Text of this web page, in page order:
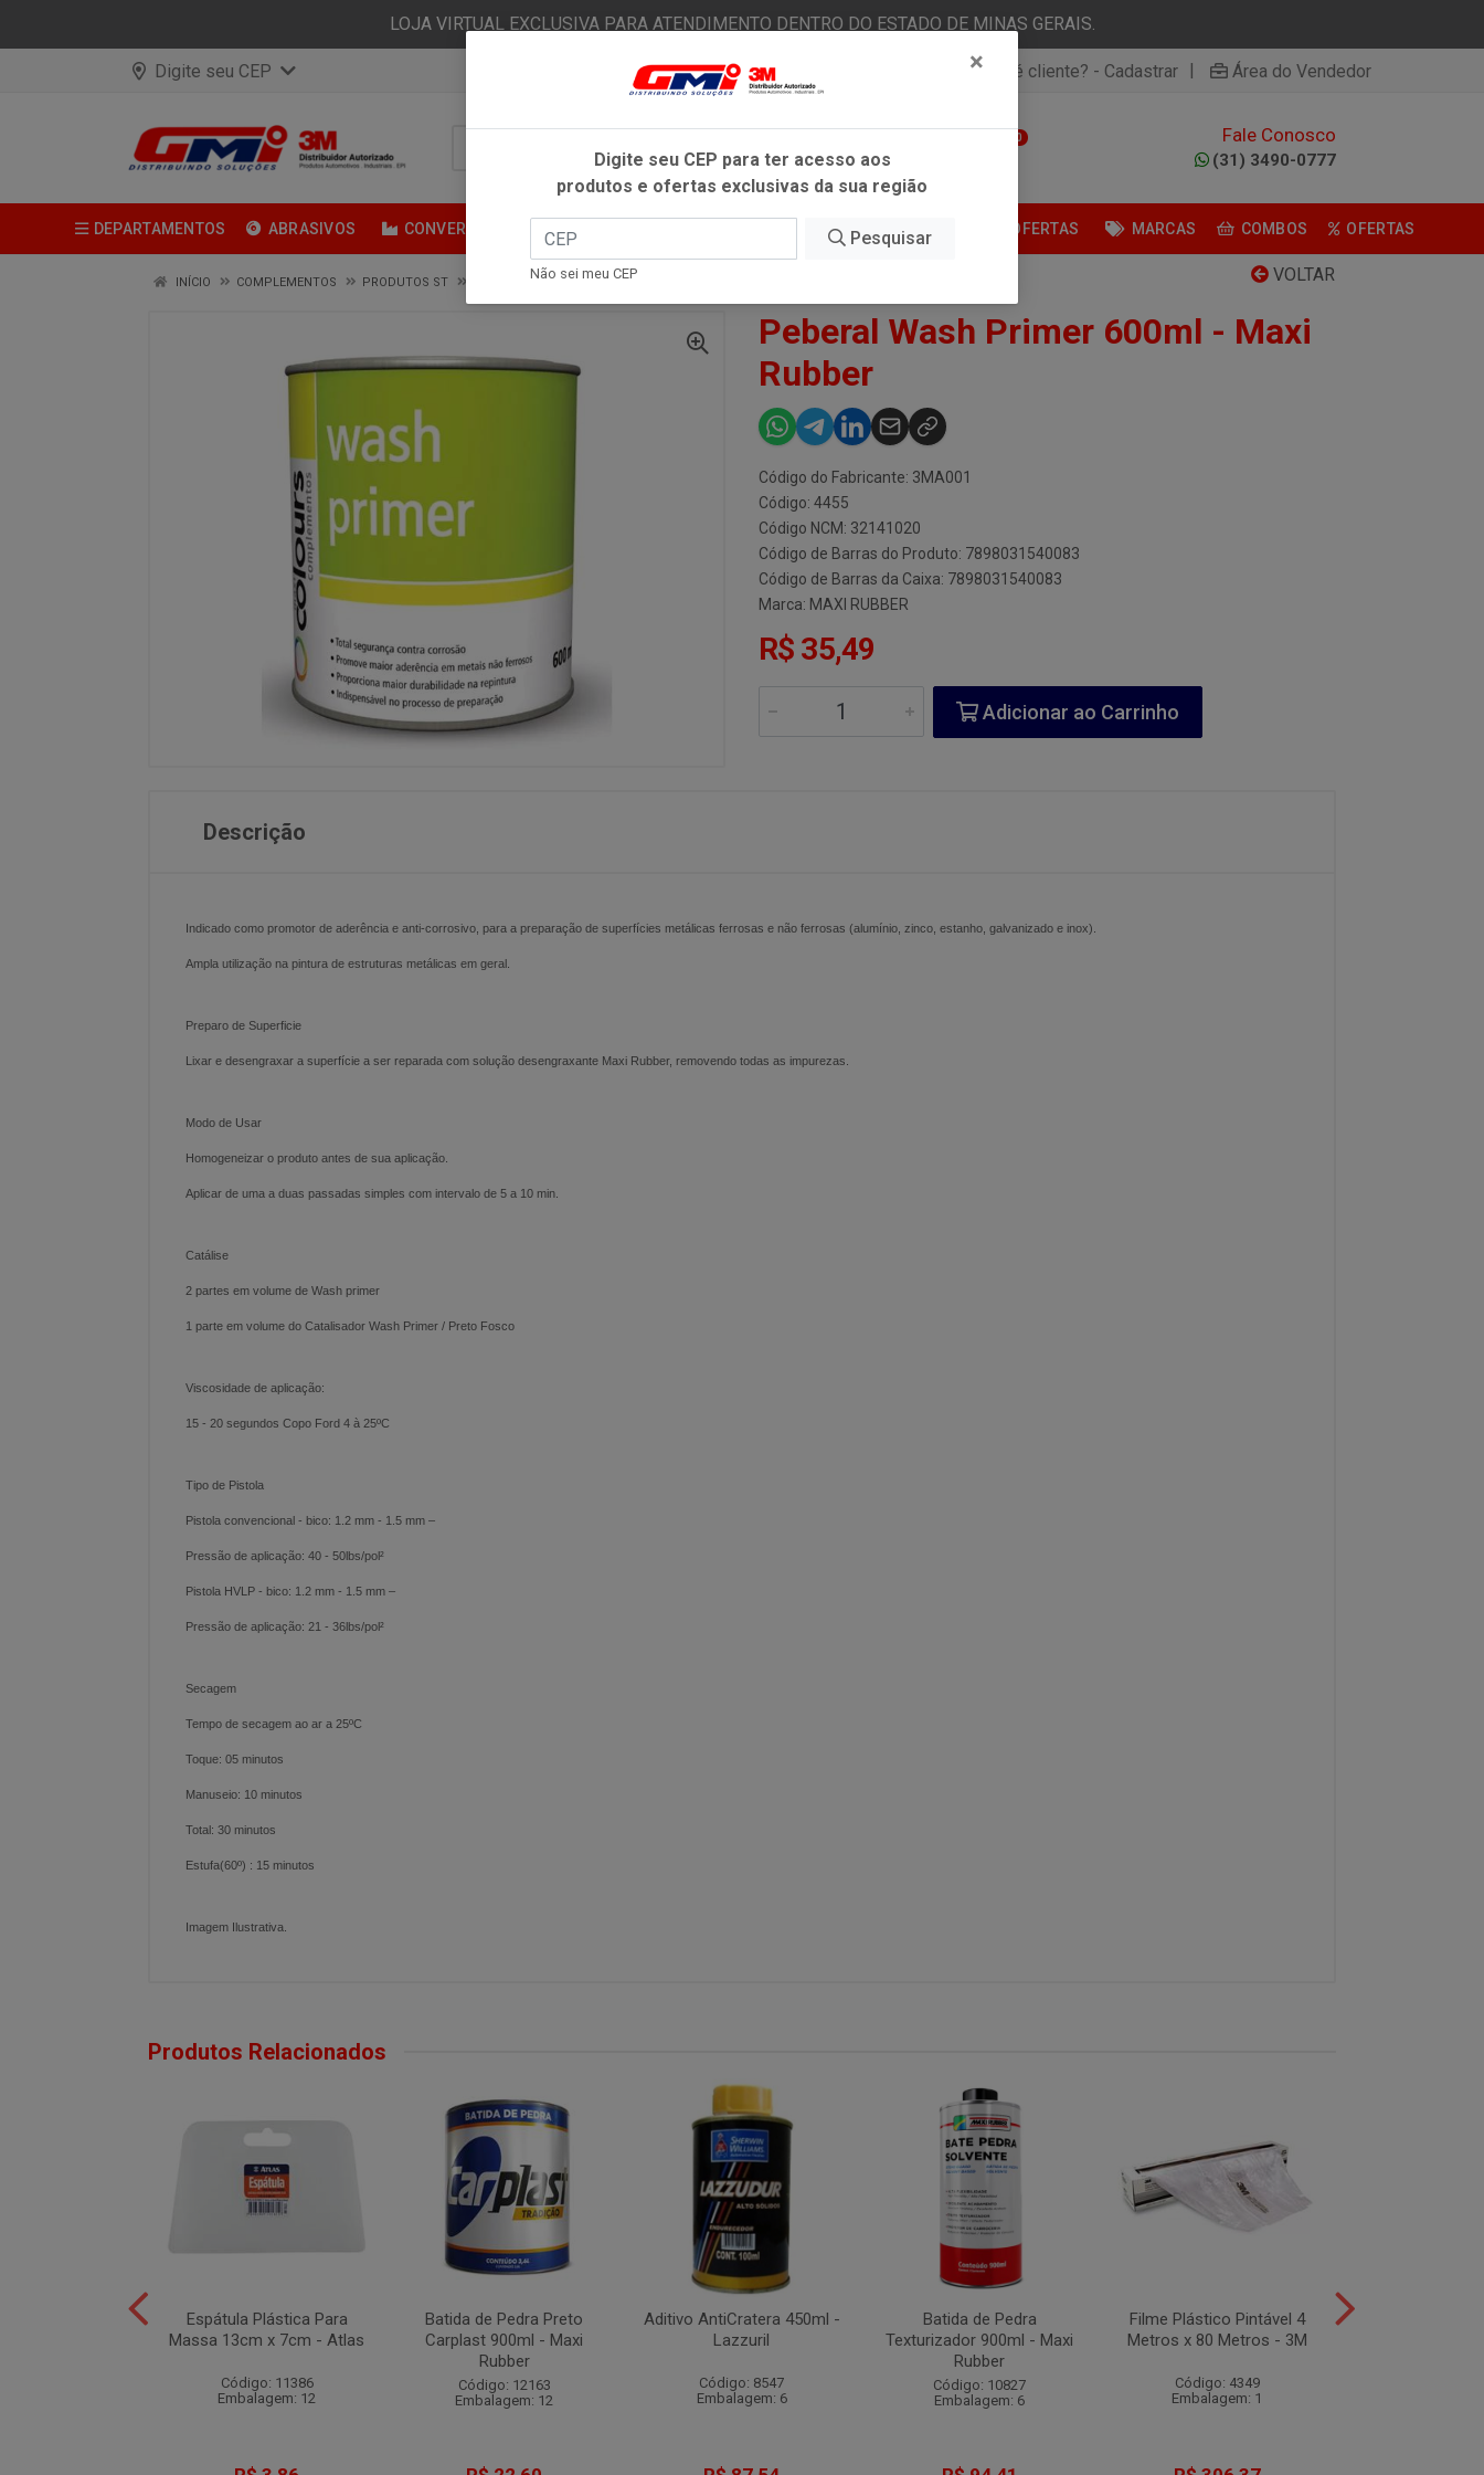
LOJA VIRTUAL EXCLUSIVA PARA ATENDIMENTO DENTRO DO ESTADO DE MINAS GERAIS.
Digite seu CEP Já é cliente? - Entrar Não é cliente? - Cadastrar | Área do Vendedor
0 Fale Conosco
(31) 3490-0777
DEPARTAMENTOS ABRASIVOS CONVERSÃO FITAS ADESIVAS ESTÉTICA AUTOMOTIVA OFERTAS MARCAS COMBOS OFERTAS
VOLTAR
INÍCIO COMPLEMENTOS PRODUTOS ST PEBERAL WASH PRIMER 600ML - MAXI RUBBER
Peberal Wash Primer 600ml - Maxi
Rubber
Código do Fabricante: 3MA001
Código: 4455
Código NCM: 32141020
Código de Barras do Produto: 7898031540083
Código de Barras da Caixa: 7898031540083
Marca: MAXI RUBBER
R$ 35,49
Adicionar ao Carrinho
Descrição
Indicado como promotor de aderência e anti-corrosivo, para a preparação de superfícies metálicas ferrosas e não ferrosas (alumínio, zinco, estanho, galvanizado e inox).
Ampla utilização na pintura de estruturas metálicas em geral.
Preparo de Superficie
Lixar e desengraxar a superfície a ser reparada com solução desengraxante Maxi Rubber, removendo todas as impurezas.
Modo de Usar
Homogeneizar o produto antes de sua aplicação.
Aplicar de uma a duas passadas simples com intervalo de 5 a 10 min.
Catálise
2 partes em volume de Wash primer
1 parte em volume do Catalisador Wash Primer / Preto Fosco
Viscosidade de aplicação:
15 - 20 segundos Copo Ford 4 à 25ºC
Tipo de Pistola
Pistola convencional - bico: 1.2 mm - 1.5 mm –
Pressão de aplicação: 40 - 50lbs/pol²
Pistola HVLP - bico: 1.2 mm - 1.5 mm –
Pressão de aplicação: 21 - 36lbs/pol²
Secagem
Tempo de secagem ao ar a 25ºC
Toque: 05 minutos
Manuseio: 10 minutos
Total: 30 minutos
Estufa(60º) : 15 minutos
Imagem Ilustrativa.
Produtos Relacionados
Espátula Plástica Para
Massa 13cm x 7cm - Atlas
Código: 11386
Embalagem: 12
Batida de Pedra Preto
Carplast 900ml - Maxi
Rubber
Código: 12163
Embalagem: 12
Aditivo AntiCratera 450ml -
Lazzuril
Código: 8547
Embalagem: 6
Batida de Pedra
Texturizador 900ml - Maxi
Rubber
Código: 10827
Embalagem: 6
Filme Plástico Pintável 4
Metros x 80 Metros - 3M
Código: 4349
Embalagem: 1
×
Digite seu CEP para ter acesso aos
produtos e ofertas exclusivas da sua região
Pesquisar
Não sei meu CEP